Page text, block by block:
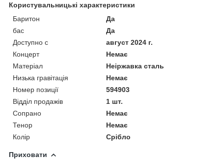
Користувальницькі характеристики
Баритон
Да
бас
Да
Доступно с
август 2024 г.
Концерт
Немає
Матеріал
Неіржавка сталь
Низька гравітація
Немає
Номер позиції
594903
Відділ продажів
1 шт.
Сопрано
Немає
Тенор
Немає
Колір
Срібло
Приховати